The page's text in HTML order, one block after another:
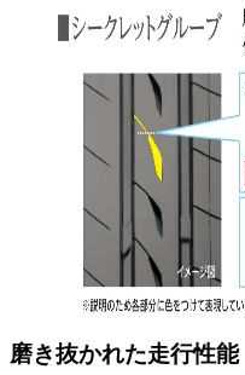
磨き抜かれた走行性能